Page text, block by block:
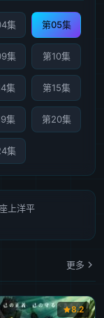
集 第05集
集 第10集
集 第15集
集 第20集
集
上洋平
更多
8.2